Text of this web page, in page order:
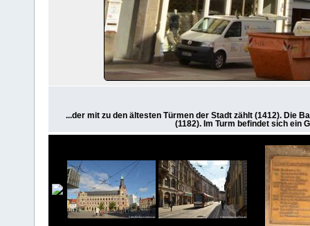
...der mit zu den ältesten Türmen der Stadt zählt (1412). Die
(1182). Im Turm befindet sich ein